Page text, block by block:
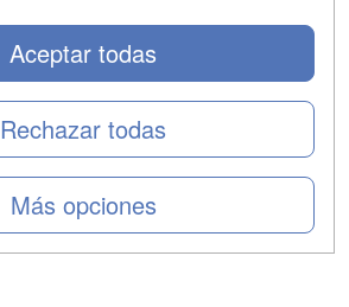
Más opciones
Rechazar todas
Aceptar todas